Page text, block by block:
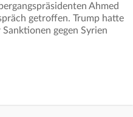
Ahmed
getroffen. Trump hatte
gegen Syrien